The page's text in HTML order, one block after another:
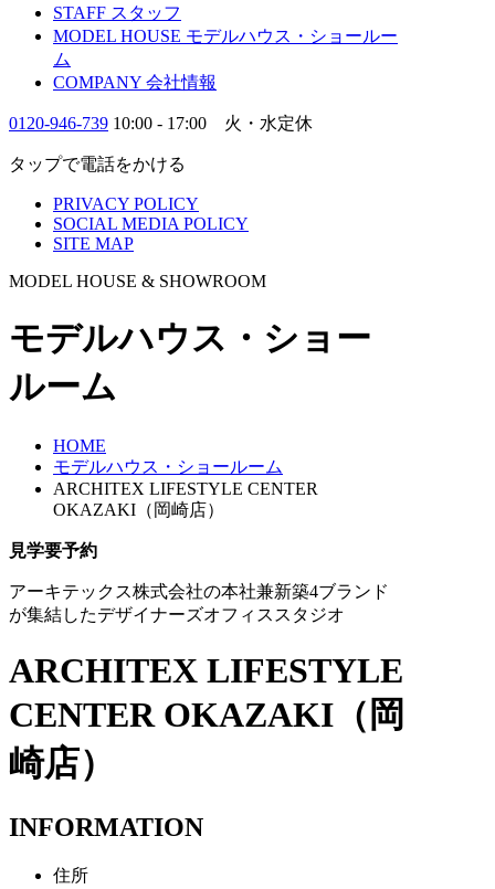
STAFF スタッフ
MODEL HOUSE モデルハウス・ショールー
ム
COMPANY 会社情報
0120-946-739 10:00 - 17:00 火・水定休
タップで電話をかける
PRIVACY POLICY
SOCIAL MEDIA POLICY
SITE MAP
MODEL HOUSE & SHOWROOM
モデルハウス・ショー
ルーム
HOME
モデルハウス・ショールーム
ARCHITEX LIFESTYLE CENTER
OKAZAKI（岡崎店）
見学要予約
アーキテックス株式会社の本社兼新築4ブランド
が集結したデザイナーズオフィススタジオ
ARCHITEX LIFESTYLE
CENTER OKAZAKI（岡
崎店）
INFORMATION
住所